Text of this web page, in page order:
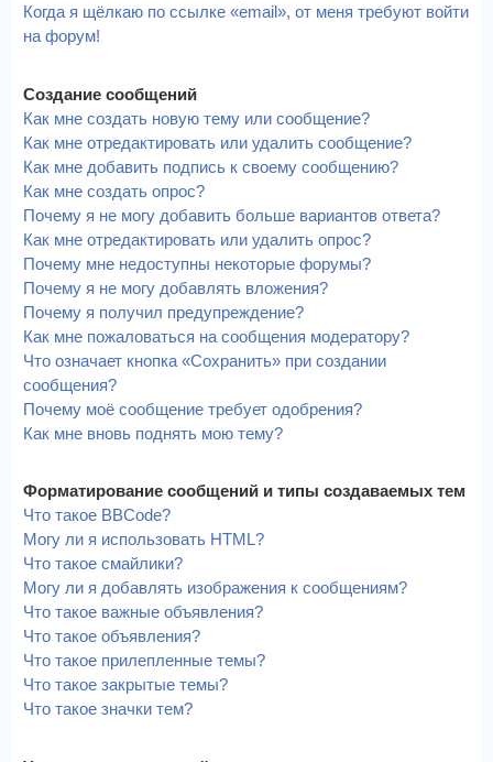
Когда я щёлкаю по ссылке «email», от меня требуют войти
на форум!
Создание сообщений
Как мне создать новую тему или сообщение?
Как мне отредактировать или удалить сообщение?
Как мне добавить подпись к своему сообщению?
Как мне создать опрос?
Почему я не могу добавить больше вариантов ответа?
Как мне отредактировать или удалить опрос?
Почему мне недоступны некоторые форумы?
Почему я не могу добавлять вложения?
Почему я получил предупреждение?
Как мне пожаловаться на сообщения модератору?
Что означает кнопка «Сохранить» при создании
сообщения?
Почему моё сообщение требует одобрения?
Как мне вновь поднять мою тему?
Форматирование сообщений и типы создаваемых тем
Что такое BBCode?
Могу ли я использовать HTML?
Что такое смайлики?
Могу ли я добавлять изображения к сообщениям?
Что такое важные объявления?
Что такое объявления?
Что такое прилепленные темы?
Что такое закрытые темы?
Что такое значки тем?